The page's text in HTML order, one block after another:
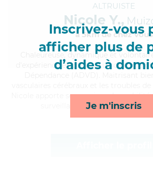
Inscrivez-vous
afficher plus de
d’aides à
Je m'inscris
ALTRUISTE
Nicole Y.,
à 5km de chez Vous
, dynamique et
d'expérience et possède un diplôme
Nicole apporte ses services de mobilité,
surveillance de nuit et